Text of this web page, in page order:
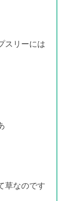
スリーには
草なのです